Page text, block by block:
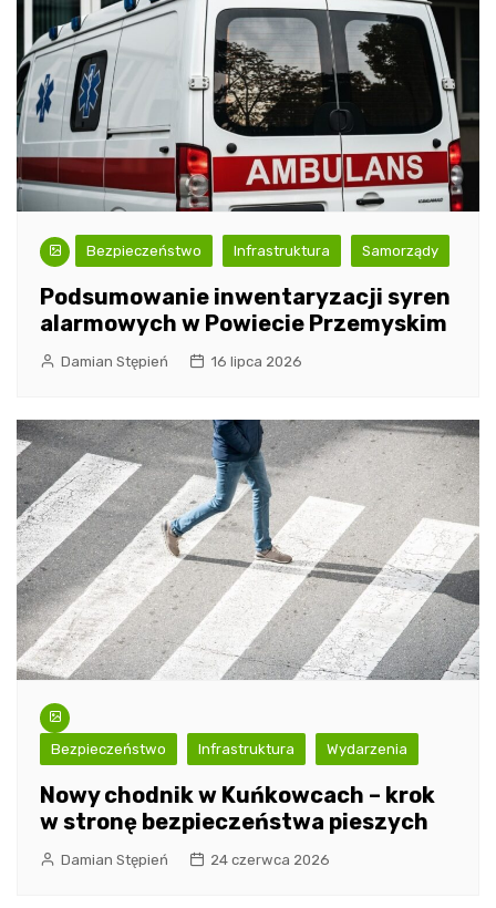
Bezpieczeństwo Infrastruktura Samorządy
Podsumowanie inwentaryzacji syren
alarmowych w Powiecie Przemyskim
Damian Stępień 16 lipca 2026
Bezpieczeństwo Infrastruktura Wydarzenia
Nowy chodnik w Kuńkowcach – krok
w stronę bezpieczeństwa pieszych
Damian Stępień 24 czerwca 2026